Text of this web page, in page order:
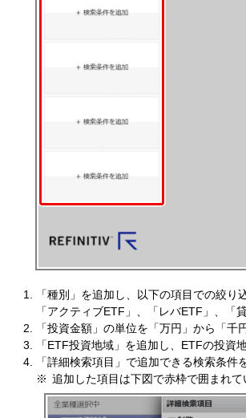
「種別」を追加し、以下の項目での絞り
「アクティブETF」、「レバETF」、
「投資金額」の単位を「万円」から「千
「ETF投資地域」を追加し、ETFの投資
「詳細検索項目」で追加できる検索条
追加した項目は下図で赤枠で囲まれ